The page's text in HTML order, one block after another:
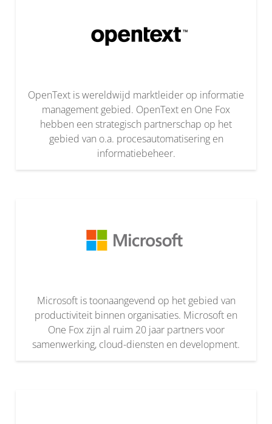
OpenText is wereldwijd marktleider op informatie
management gebied. OpenText en One Fox
hebben een strategisch partnerschap op het
gebied van o.a. procesautomatisering en
informatiebeheer.
Microsoft is toonaangevend op het gebied van
productiviteit binnen organisaties. Microsoft en
One Fox zijn al ruim 20 jaar partners voor
samenwerking, cloud-diensten en development.